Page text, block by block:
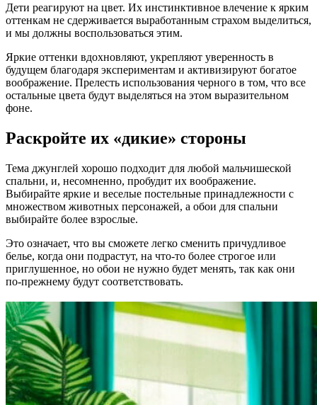
Дети реагируют на цвет. Их инстинктивное влечение к ярким
оттенкам не сдерживается выработанным страхом выделиться,
и мы должны воспользоваться этим.
Яркие оттенки вдохновляют, укрепляют уверенность в
будущем благодаря экспериментам и активизируют богатое
воображение. Прелесть использования черного в том, что все
остальные цвета будут выделяться на этом выразительном
фоне.
Раскройте их «дикие» стороны
Тема джунглей хорошо подходит для любой мальчишеской
спальни, и, несомненно, пробудит их воображение.
Выбирайте яркие и веселые постельные принадлежности с
множеством животных персонажей, а обои для спальни
выбирайте более взрослые.
Это означает, что вы сможете легко сменить причудливое
белье, когда они подрастут, на что-то более строгое или
приглушенное, но обои не нужно будет менять, так как они
по-прежнему будут соответствовать.